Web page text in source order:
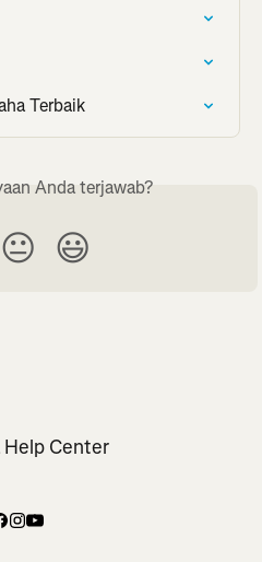
Terbaik
Anda terjawab?
😐 😃